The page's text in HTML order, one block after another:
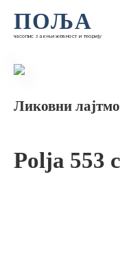
ПОЉА
часопис за књижевност и теорију
Ликовни
Polja 553